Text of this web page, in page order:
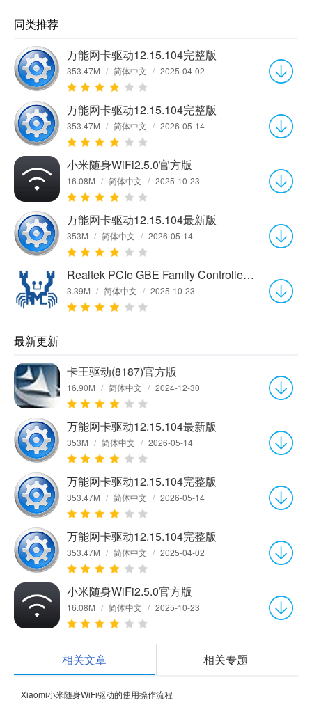
同类推荐
万能网卡驱动12.15.104完整版
353.47M / 简体中文 / 2025-04-02
万能网卡驱动12.15.104完整版
353.47M / 简体中文 / 2026-05-14
小米随身WiFi2.5.0官方版
16.08M / 简体中文 / 2025-10-23
万能网卡驱动12.15.104最新版
353M / 简体中文 / 2026-05-14
Realtek PCIe GBE Family Controller网卡驱动程序v1.0 官方版
3.39M / 简体中文 / 2025-10-23
最新更新
卡王驱动(8187)官方版
16.90M / 简体中文 / 2024-12-30
万能网卡驱动12.15.104最新版
353M / 简体中文 / 2026-05-14
万能网卡驱动12.15.104完整版
353.47M / 简体中文 / 2026-05-14
万能网卡驱动12.15.104完整版
353.47M / 简体中文 / 2025-04-02
小米随身WiFi2.5.0官方版
16.08M / 简体中文 / 2025-10-23
相关文章 相关专题
Xiaomi小米随身WiFi驱动的使用操作流程